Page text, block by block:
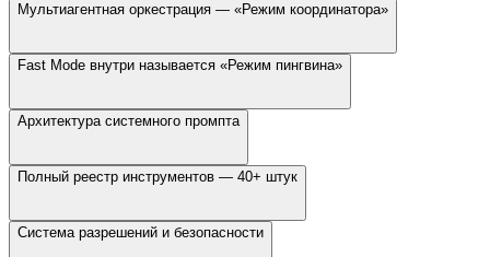
Мультиагентная оркестрация — «Режим координатора»
Fast Mode внутри называется «Режим пингвина»
Архитектура системного промпта
Полный реестр инструментов — 40+ штук
Система разрешений и безопасности